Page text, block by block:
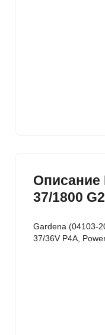
Описание
37/1800
Gardena (04103-
37/36V P4A,